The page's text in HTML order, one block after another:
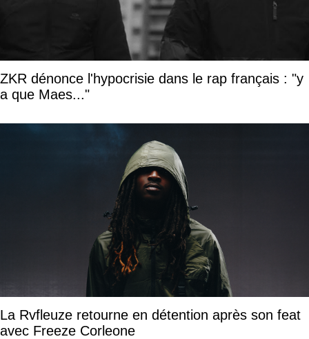
ZKR dénonce l'hypocrisie dans le rap français : "y
a que Maes..."
La Rvfleuze retourne en détention après son feat
avec Freeze Corleone